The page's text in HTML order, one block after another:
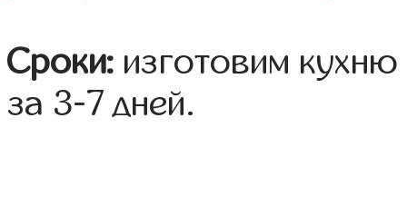
Сроки: изготовим
за 3-7 дней.